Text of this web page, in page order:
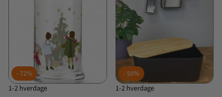
72%
1-2 hverdage
50%
1-2 hverdage